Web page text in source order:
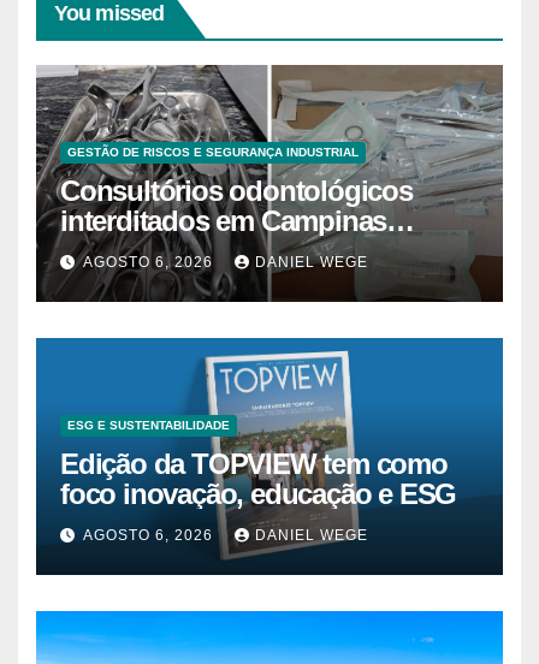
You missed
GESTÃO DE RISCOS E SEGURANÇA INDUSTRIAL
Consultórios odontológicos
interditados em Campinas
superam 2025
AGOSTO 6, 2026 DANIEL WEGE
ESG E SUSTENTABILIDADE
Edição da TOPVIEW tem como
foco inovação, educação e ESG
AGOSTO 6, 2026 DANIEL WEGE